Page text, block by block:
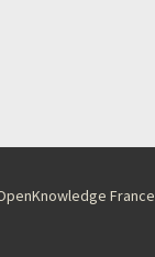
France